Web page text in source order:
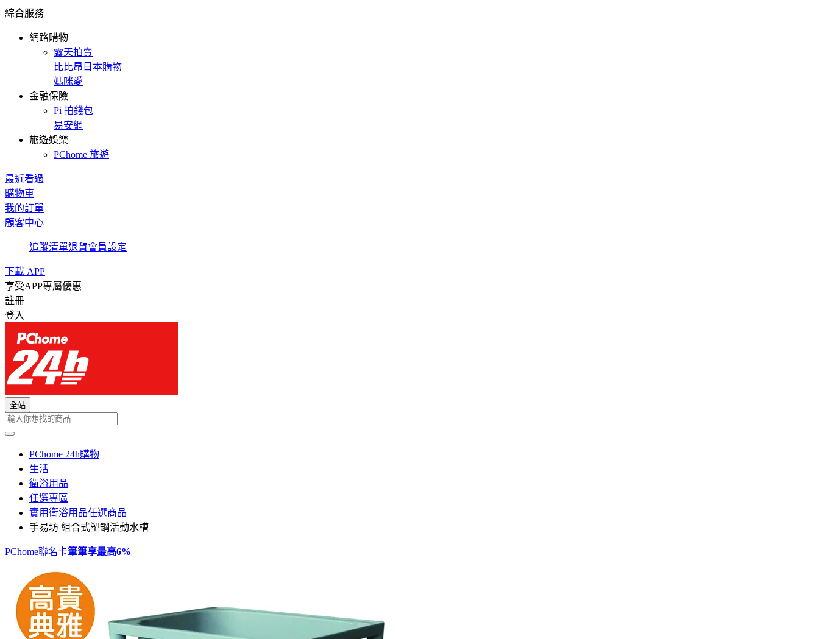
綜合服務
網路購物
露天拍賣
比比昂日本購物
媽咪愛
金融保險
Pi 拍錢包
易安網
旅遊娛樂
PChome 旅遊
最近看過
購物車
我的訂單
顧客中心
追蹤清單退貨會員設定
下載 APP
享受APP專屬優惠
註冊
登入
全站
PChome 24h購物
生活
衛浴用品
任選專區
實用衛浴用品任選商品
手易坊 組合式塑鋼活動水槽
PChome聯名卡筆筆享最高6%